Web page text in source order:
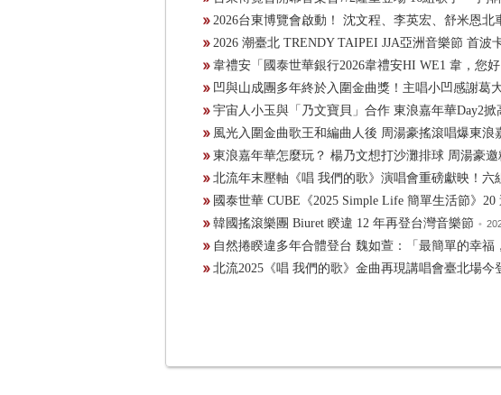
2026台東博覽會啟動！ 沈文程、李英宏、舒米恩
2026 潮臺北 TRENDY TAIPEI JJA亞洲音樂節 首波
韋禮安「國泰世華銀行2026韋禮安HI WE1 韋，您
凹與山成團多年終於入圍金曲獎！主唱小凹感謝葛
宇宙人小玉與「乃文寶貝」合作 東浪嘉年華Day2掀
風光入圍金曲歌王和編曲人後 周湯豪搖滾唱爆東浪
東浪嘉年華怎麼玩？ 楊乃文想打沙灘排球 周湯豪
北流年末壓軸《唱 我們的歌》演唱會重磅獻映！六
國泰世華 CUBE《2025 Simple Life 簡單生活節》
韓國搖滾樂團 Biuret 睽違 12 年再登台灣音樂節 •
自然捲睽違多年合體登台 魏如萱：「最簡單的幸福
北流2025《唱 我們的歌》金曲再現講唱會臺北場今